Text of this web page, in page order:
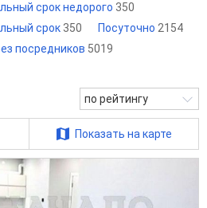
срок недорого 350
срок 350 Посуточно 2154
посредников 5019
по рейтингу
Показать на карте